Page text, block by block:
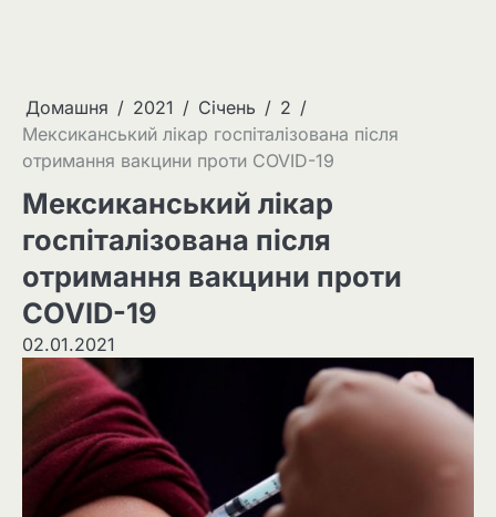
Домашня 2021 Січень
2
Мексиканський лікар госпіталізована після
отримання вакцини проти COVID-19
Мексиканський лікар
госпіталізована після
отримання вакцини проти
COVID-19
02.01.2021